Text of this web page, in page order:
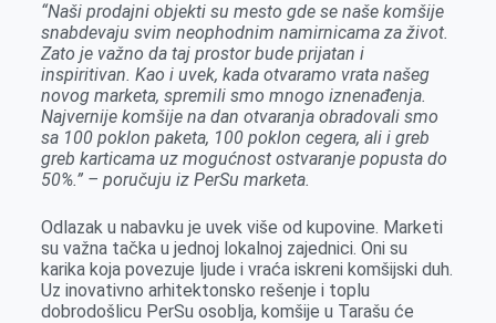
“Naši prodajni objekti su mesto gde se naše komšije
snabdevaju svim neophodnim namirnicama za život.
Zato je važno da taj prostor bude prijatan i
inspiritivan. Kao i uvek, kada otvaramo vrata našeg
novog marketa, spremili smo mnogo iznenađenja.
Najvernije komšije na dan otvaranja obradovali smo
sa 100 poklon paketa, 100 poklon cegera, ali i greb
greb karticama uz mogućnost ostvaranje popusta do
50%.” – poručuju iz PerSu marketa.
Odlazak u nabavku je uvek više od kupovine. Marketi
su važna tačka u jednoj lokalnoj zajednici. Oni su
karika koja povezuje ljude i vraća iskreni komšijski duh.
Uz inovativno arhitektonsko rešenje i toplu
dobrodošlicu PerSu osoblja, komšije u Tarašu će